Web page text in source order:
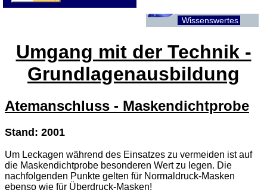
Wissenswertes
Umgang mit der Technik -
Grundlagenausbildung
Atemanschluss - Maskendichtprobe
Stand: 2001
Um Leckagen während des Einsatzes zu vermeiden ist auf
die Maskendichtprobe besonderen Wert zu legen. Die
nachfolgenden Punkte gelten für Normaldruck-Masken
ebenso wie für Überdruck-Masken!